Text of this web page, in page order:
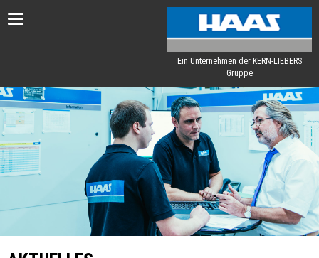
Toggle
Ein Unternehmen der KERN-LIEBERS
Gruppe